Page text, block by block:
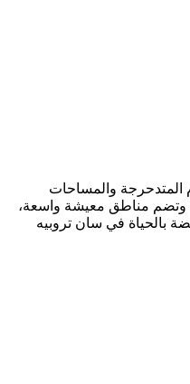
المتدحرجة والمساحات
وتضم مناطق معيشة واسعة،
بالحياة في سان تروبيه